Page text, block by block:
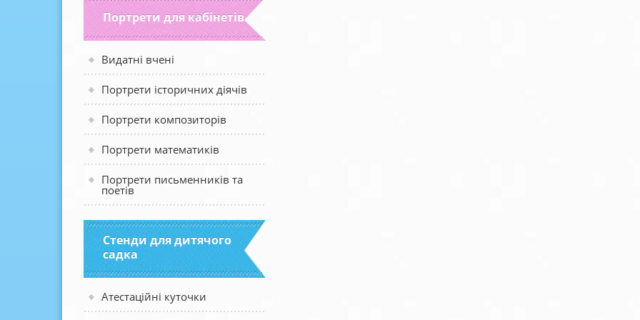
Портрети для кабінетів
Видатні вчені
Портрети історичних діячів
Портрети композиторів
Портрети математиків
Портрети письменників та
поетів
Стенди для дитячого
садка
Атестаційні куточки